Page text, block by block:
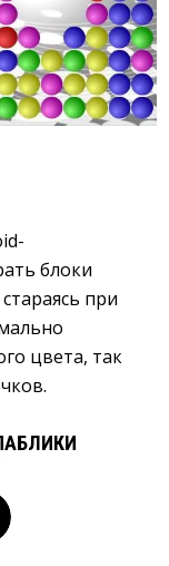
блоки
при
цвета, так